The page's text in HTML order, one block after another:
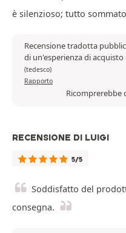
è silenzioso; tutto
Recensione tradotta
di un'esperienza di acquisto
(tedesco)
Rapporto
Ricomprerebbe
RECENSIONE DI LUIGI
5/5
Soddisfatto del
consegna.